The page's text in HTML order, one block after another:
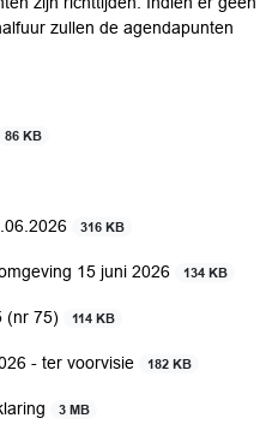
zullen de agendapunten
86 KB
316 KB
15 juni 2026 134 KB
(nr 75) 114 KB
- ter voorvisie 182 KB
3 MB